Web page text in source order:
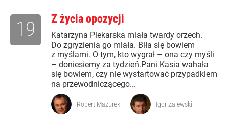
Z życia opozycji
Katarzyna Piekarska miała twardy orzech.
Do zgryzienia go miała. Biła się bowiem
z myślami. O tym, kto wygrał – ona czy myśli
– doniesiemy za tydzień.Pani Kasia wahała
się bowiem, czy nie wystartować przypadkiem
na przewodniczącego...
19
Robert Mazurek Igor Zalewski